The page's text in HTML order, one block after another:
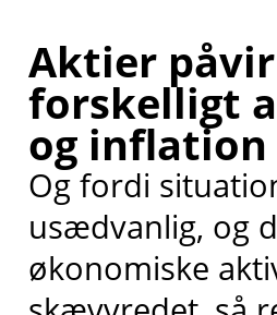
Aktier
forskelligt
og inflation
Og fordi
usædvanlig, og
økonomiske